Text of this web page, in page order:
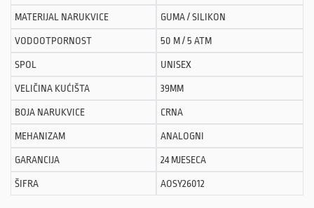
MATERIJAL NARUKVICE GUMA / SILIKON
VODOOTPORNOST 50 M / 5 ATM
SPOL UNISEX
VELIČINA KUĆIŠTA 39MM
BOJA NARUKVICE CRNA
MEHANIZAM ANALOGNI
GARANCIJA 24 MJESECA
ŠIFRA AOSY26012